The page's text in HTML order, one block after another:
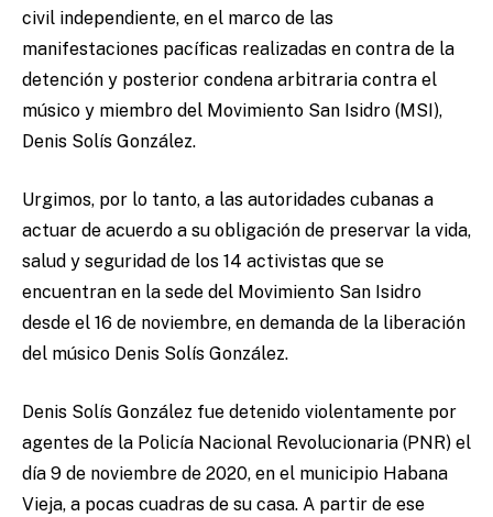
civil independiente, en el marco de las
manifestaciones pacíficas realizadas en contra de la
detención y posterior condena arbitraria contra el
músico y miembro del Movimiento San Isidro (MSI),
Denis Solís González.
Urgimos, por lo tanto, a las autoridades cubanas a
actuar de acuerdo a su obligación de preservar la vida,
salud y seguridad de los 14 activistas que se
encuentran en la sede del Movimiento San Isidro
desde el 16 de noviembre, en demanda de la liberación
del músico Denis Solís González.
Denis Solís González fue detenido violentamente por
agentes de la Policía Nacional Revolucionaria (PNR) el
día 9 de noviembre de 2020, en el municipio Habana
Vieja, a pocas cuadras de su casa. A partir de ese